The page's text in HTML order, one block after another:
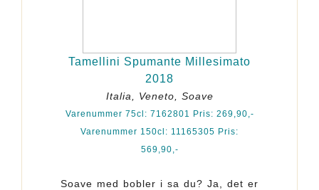
Tamellini Spumante Millesimato
2018
Italia, Veneto, Soave
Varenummer 75cl: 7162801 Pris: 269,90,-
Varenummer 150cl: 11165305 Pris:
569,90,-
Soave med bobler i sa du? Ja, det er